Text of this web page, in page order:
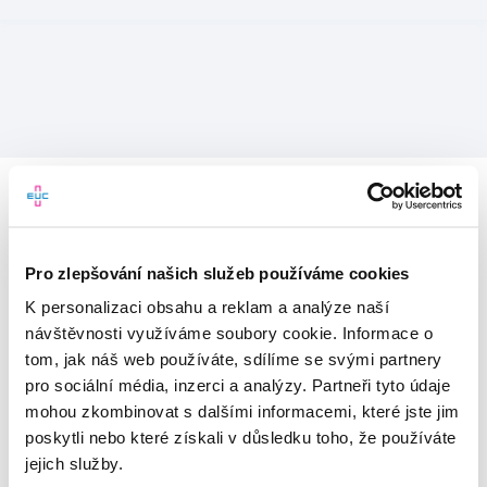
Pro zlepšování našich služeb používáme cookies
K personalizaci obsahu a reklam a analýze naší
návštěvnosti využíváme soubory cookie. Informace o
tom, jak náš web používáte, sdílíme se svými partnery
pro sociální média, inzerci a analýzy. Partneři tyto údaje
mohou zkombinovat s dalšími informacemi, které jste jim
poskytli nebo které získali v důsledku toho, že používáte
jejich služby.
Vítejte v mojeEUC